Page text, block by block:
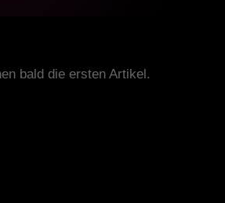
bald die ersten Artikel.